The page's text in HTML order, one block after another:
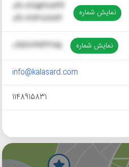
نمایش شماره
021-77527832
021-77688176
نمایش شماره 09128993675
info@kalasard.com
1148915831